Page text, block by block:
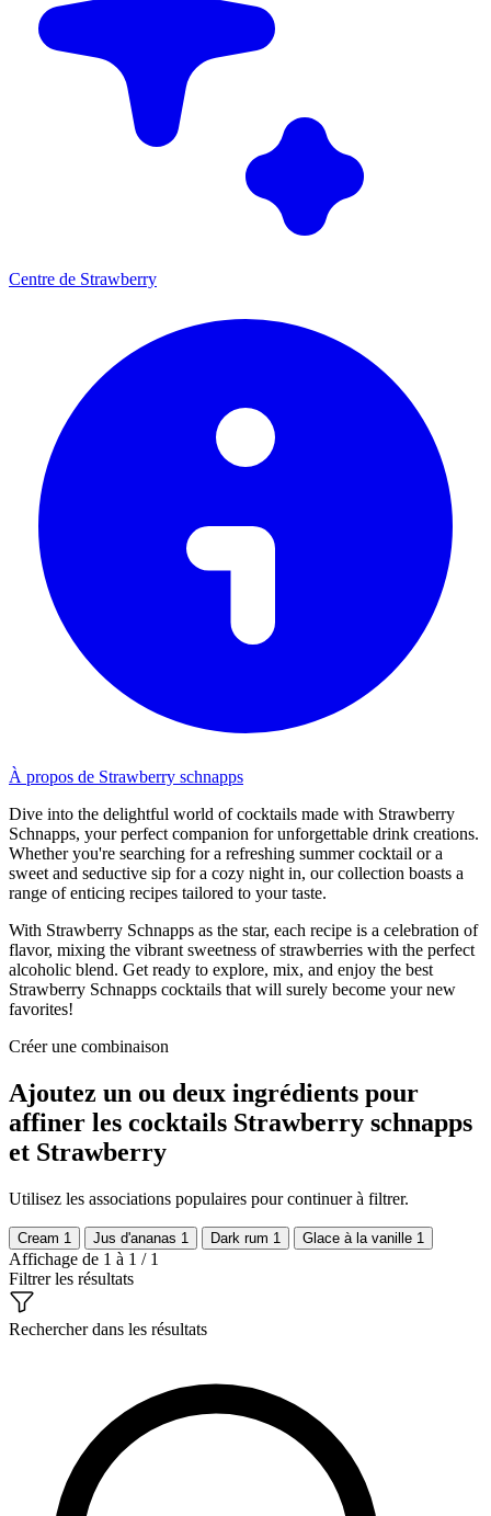
Centre de Strawberry
À propos de Strawberry schnapps
Dive into the delightful world of cocktails made with Strawberry
Schnapps, your perfect companion for unforgettable drink creations.
Whether you're searching for a refreshing summer cocktail or a
sweet and seductive sip for a cozy night in, our collection boasts a
range of enticing recipes tailored to your taste.
With Strawberry Schnapps as the star, each recipe is a celebration of
flavor, mixing the vibrant sweetness of strawberries with the perfect
alcoholic blend. Get ready to explore, mix, and enjoy the best
Strawberry Schnapps cocktails that will surely become your new
favorites!
Créer une combinaison
Ajoutez un ou deux ingrédients pour
affiner les cocktails Strawberry schnapps
et Strawberry
Utilisez les associations populaires pour continuer à filtrer.
Cream 1 Jus d'ananas 1 Dark rum 1 Glace à la vanille 1
Affichage de 1 à 1 / 1
Filtrer les résultats
Rechercher dans les résultats